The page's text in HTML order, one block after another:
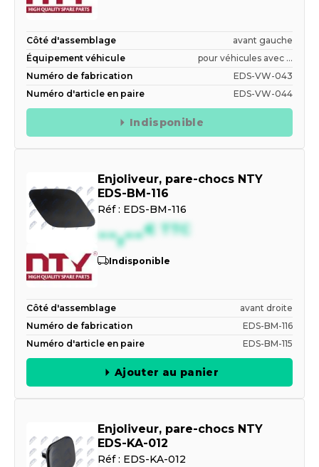
Côté d'assemblage
avant gauche
Équipement véhicule
pour véhicules avec ...
Numéro de fabrication
EDS-VW-043
Numéro d'article en paire
EDS-VW-044
Indisponible
Enjoliveur, pare-chocs NTY
EDS-BM-116
Réf : EDS-BM-116
--,--€ TTC
Indisponible
Côté d'assemblage
avant droite
Numéro de fabrication
EDS-BM-116
Numéro d'article en paire
EDS-BM-115
Ajouter au panier
Enjoliveur, pare-chocs NTY
EDS-KA-012
Réf : EDS-KA-012